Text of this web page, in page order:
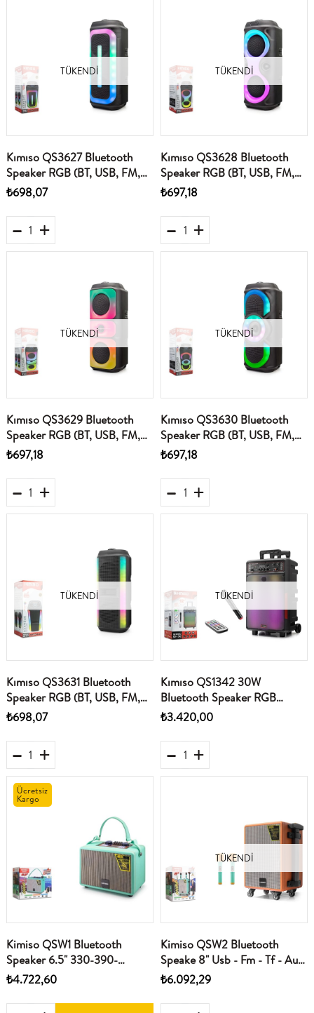
TÜKENDI
Kımıso QS3627 Bluetooth
Speaker RGB (BT, USB, FM,
MIC girişi, TWS, düğmeli,)
₺698,07
TÜKENDI
Kımıso QS3628 Bluetooth
Speaker RGB (BT, USB, FM,
MIC girişi, TWS, düğmeli,)
₺697,18
TÜKENDI
Kımıso QS3629 Bluetooth
Speaker RGB (BT, USB, FM,
MIC girişi, TWS, düğmeli,)
₺697,18
TÜKENDI
Kımıso QS3630 Bluetooth
Speaker RGB (BT, USB, FM,
MIC girişi, TWS, düğmeli,)
₺697,18
TÜKENDI
Kımıso QS3631 Bluetooth
Speaker RGB (BT, USB, FM,
MIC girişi, TWS, düğmeli,)
₺698,07
TÜKENDI
Kımıso QS1342 30W
Bluetooth Speaker RGB
Karaoke Uzaktan Kumanda
Kablosuz Mikrofon1800Mah
₺3.420,00
Kimiso QSW1 Bluetooth
Speaker 6.5" 330-390-
190MM Usb-TfCard
₺4.722,60
Ücretsiz
Kargo
TÜKENDI
Kimiso QSW2 Bluetooth
Speake 8" Usb - Fm - Tf - Aux
- Tws - Bluetooth
₺6.092,29